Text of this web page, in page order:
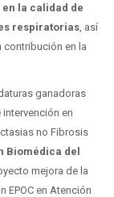
la calidad de
respiratorias, así
contribución en la
ganadoras
en
no Fibrosis
Biomédica del
mejora de la
EPOC en Atención